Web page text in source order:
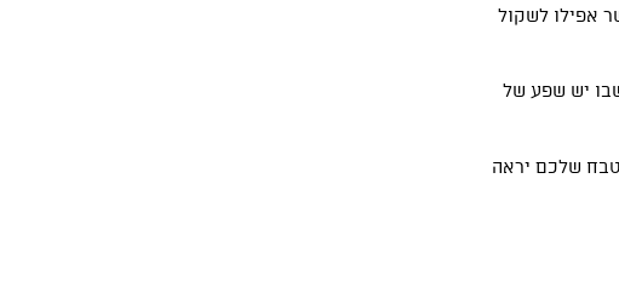
אפילו לשקול
יש שפע של
שלכם יראה